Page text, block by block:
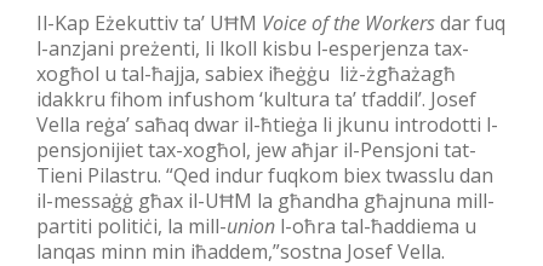
Il-Kap Eżekuttiv ta’ UĦM Voice of the Workersdar fuq
l-anzjani preżenti, li lkoll kisbu l-esperjenza tax-
xogħol u tal-ħajja, sabiex iħeġġu liż-żgħażagħ
idakkru fihom infushom ‘kultura ta’ tfaddil’. Josef
Vella reġa’ saħaq dwar il-ħtieġa li jkunu introdotti l-
pensjonijiet tax-xogħol, jew aħjar il-Pensjoni tat-
Tieni Pilastru. “Qed indur fuqkom biex twasslu dan
il-messaġġ għax il-UĦM la għandha għajnuna mill-
partiti politiċi, la mill-union l-oħra tal-ħaddiema u
lanqas minn min iħaddem,”sostna Josef Vella.